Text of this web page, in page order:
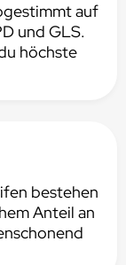
auf
und GLS.
höchste
bestehen
Anteil an